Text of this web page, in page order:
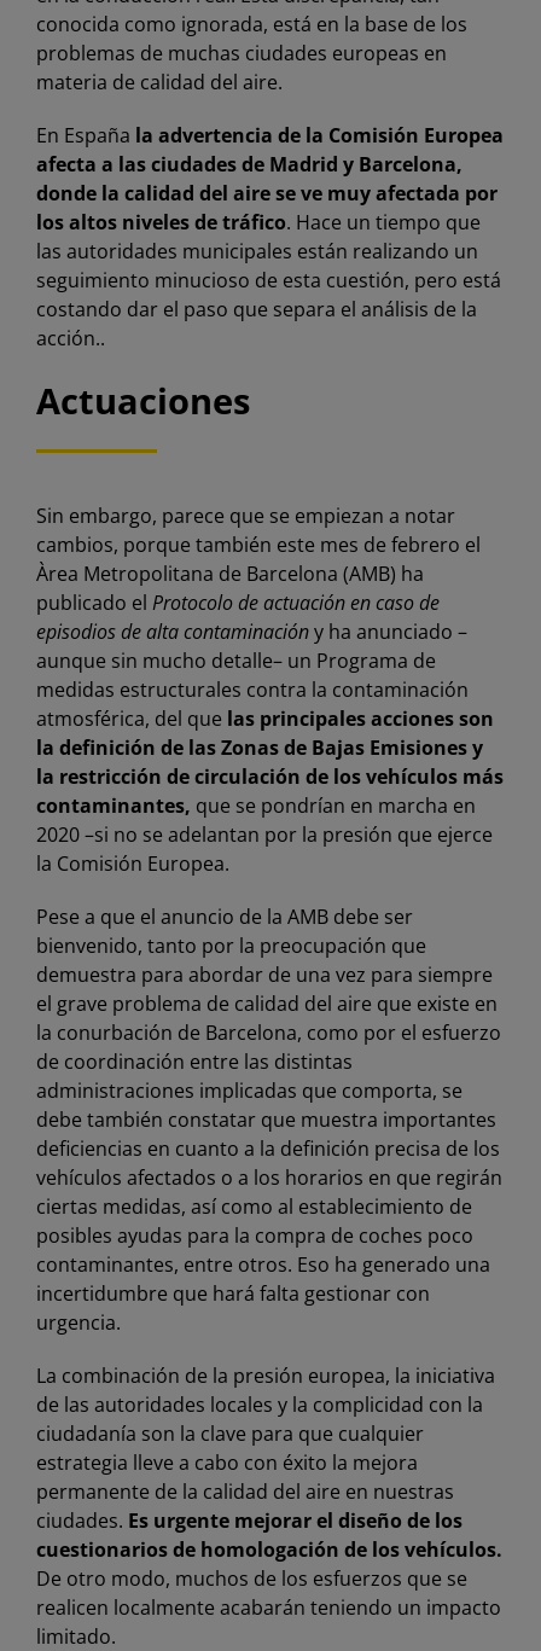
conocida como ignorada, está en la base de los
problemas de muchas ciudades europeas en
materia de calidad del aire.
En España la advertencia de la Comisión Europea
afecta a las ciudades de Madrid y Barcelona,
donde la calidad del aire se ve muy afectada por
los altos niveles de tráfico. Hace un tiempo que
las autoridades municipales están realizando un
seguimiento minucioso de esta cuestión, pero está
costando dar el paso que separa el análisis de la
acción..
Actuaciones
Sin embargo, parece que se empiezan a notar
cambios, porque también este mes de febrero el
Àrea Metropolitana de Barcelona (AMB) ha
publicado el Protocolo de actuación en caso de
episodios de alta contaminacióny ha anunciado –
aunque sin mucho detalle– un Programa de
medidas estructurales contra la contaminación
atmosférica, del que las principales acciones son
la definición de las Zonas de Bajas Emisiones y
la restricción de circulación de los vehículos más
contaminantes, que se pondrían en marcha en
2020 –si no se adelantan por la presión que ejerce
la Comisión Europea.
Pese a que el anuncio de la AMB debe ser
bienvenido, tanto por la preocupación que
demuestra para abordar de una vez para siempre
el grave problema de calidad del aire que existe en
la conurbación de Barcelona, como por el esfuerzo
de coordinación entre las distintas
administraciones implicadas que comporta, se
debe también constatar que muestra importantes
deficiencias en cuanto a la definición precisa de los
vehículos afectados o a los horarios en que regirán
ciertas medidas, así como al establecimiento de
posibles ayudas para la compra de coches poco
contaminantes, entre otros. Eso ha generado una
incertidumbre que hará falta gestionar con
urgencia.
La combinación de la presión europea, la iniciativa
de las autoridades locales y la complicidad con la
ciudadanía son la clave para que cualquier
estrategia lleve a cabo con éxito la mejora
permanente de la calidad del aire en nuestras
ciudades. Es urgente mejorar el diseño de los
cuestionarios de homologación de los vehículos.
De otro modo, muchos de los esfuerzos que se
realicen localmente acabarán teniendo un impacto
limitado.